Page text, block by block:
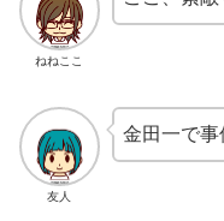
ねねここ
友人
金田一で事